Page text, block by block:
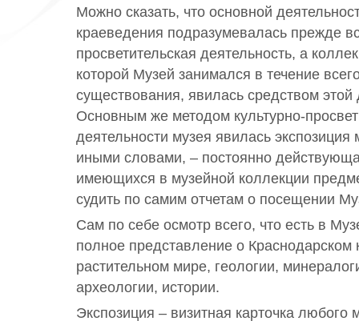
Можно сказать, что основной
краеведения подразумевалась прежде
просветительская деятельность, а
которой Музей занимался в течение
существования, явилась средством этой
Основным же методом культурно-
деятельности музея явилась
иными словами, – постоянно
имеющихся в музейной коллекции
судить по самим отчетам о посещении
Сам по себе осмотр всего, что есть в
полное представление о Краснодарском
растительном мире, геологии,
археологии, истории.
Экспозиция – визитная карточка любого